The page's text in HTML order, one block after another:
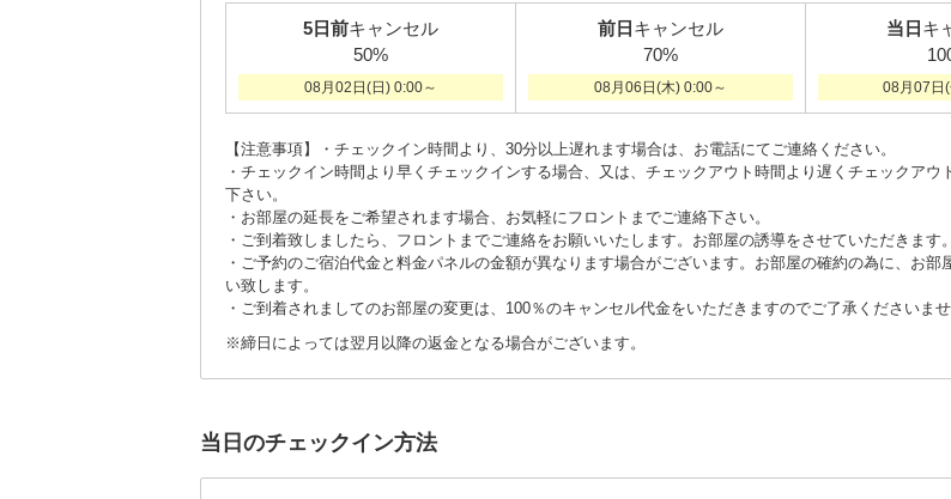
5日前キャンセル
50%
08月02日(日) 0:00～
前日 キャンセル
70%
08月06日(木) 0:00～
当日 キ
08月07日
【注意事項】・チェックイン時間より、30分以上遅れます場合は、お電話にてご連絡ください。
・チェックイン時間より早くチェックインする場合、又は、チェックアウト時間より遅くチェックア
下さい。
・お部屋の延長をご希望されます場合、お気軽にフロントまでご連絡下さい。
・ご到着致しましたら、フロントまでご連絡をお願いいたします。お部屋の誘導をさせていただきます。
・ご予約のご宿泊代金と料金パネルの金額が異なります場合がございます。お部屋の確約の為に、お
い致します。
・ご到着されましてのお部屋の変更は、100％のキャンセル代金をいただきますのでご了承くださいませ
※締日によっては翌月以降の返金となる場合がございます。
当日のチェックイン方法